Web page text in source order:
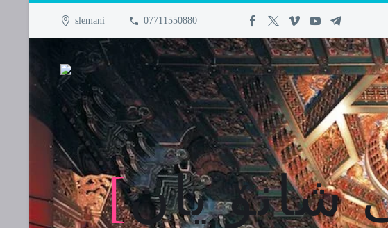
slemani 07711550880
[شانۆ یان